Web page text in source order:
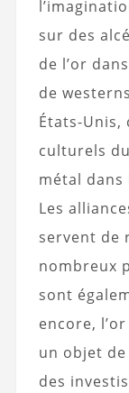
sur des
de l’or
de
États-Unis,
culturels
métal dans
Les
servent de
nombreux
sont
encore,
un objet
des